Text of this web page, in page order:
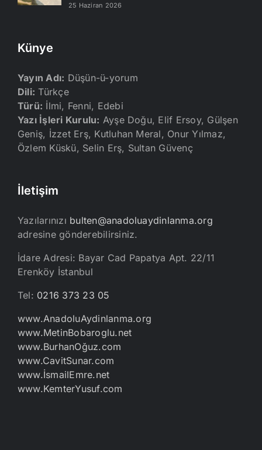
25 Haziran 2026
Künye
Yayın Adı: Düşün-ü-yorum
Dili: Türkçe
Türü: İlmi, Fenni, Edebi
Yazı İşleri Kurulu: Ayşe Doğu, Elif Ersoy, Gülşen
Geniş, İzzet Erş, Kutluhan Meral, Onur Yılmaz,
Özlem Küskü, Selin Erş, Sultan Güvenç
İletişim
Yazılarınızı bulten@anadoluaydinlanma.org
adresine gönderebilirsiniz.
İdare Adresi: Bayar Cad Papatya Apt. 22/11
Erenköy İstanbul
Tel: 0216 373 23 05
www.AnadoluAydinlanma.org
www.MetinBobaroglu.net
www.BurhanOğuz.com
www.CavitSunar.com
www.İsmailEmre.net
www.KemterYusuf.com